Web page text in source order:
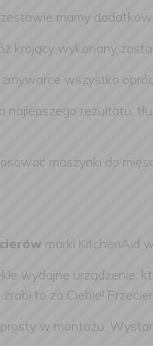
mamy
krojący wykonany
wszystko
najlepszego rezultatu,
maszynki do
marki KitchenAid
wydajne urządzenie,
to za Ciebie!
w montażu.